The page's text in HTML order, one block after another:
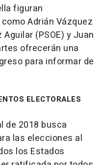
figuran
Adrián Vázquez
(PSOE) y Juan
ofrecerán una
para informar de
ELECTORALES
de 2018 busca
las elecciones al
los Estados